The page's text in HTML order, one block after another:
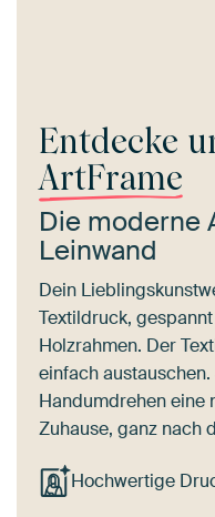
Entdecke
ArtFrame
Die moderne
Leinwand
Dein
Textildruck,
Holzrahmen. Der
einfach
Handumdrehen eine
Zuhause, ganz nach
Hochwertige